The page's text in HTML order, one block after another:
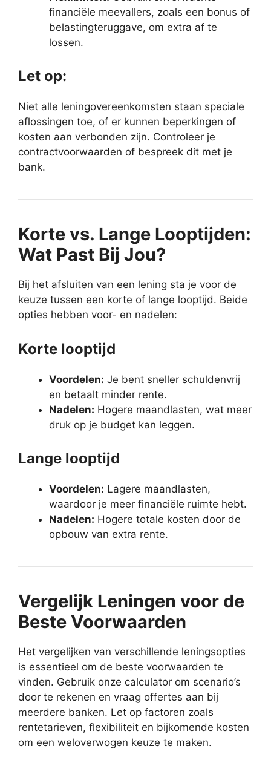
financiële meevallers, zoals een bonus of
belastingteruggave, om extra af te
lossen.
Let op:
Niet alle leningovereenkomsten staan speciale
aflossingen toe, of er kunnen beperkingen of
kosten aan verbonden zijn. Controleer je
contractvoorwaarden of bespreek dit met je
bank.
Korte vs. Lange Looptijden:
Wat Past Bij Jou?
Bij het afsluiten van een lening sta je voor de
keuze tussen een korte of lange looptijd. Beide
opties hebben voor- en nadelen:
Korte looptijd
Voordelen: Je bent sneller schuldenvrij
en betaalt minder rente.
Nadelen: Hogere maandlasten, wat meer
druk op je budget kan leggen.
Lange looptijd
Voordelen: Lagere maandlasten,
waardoor je meer financiële ruimte hebt.
Nadelen: Hogere totale kosten door de
opbouw van extra rente.
Vergelijk Leningen voor de
Beste Voorwaarden
Het vergelijken van verschillende leningsopties
is essentieel om de beste voorwaarden te
vinden. Gebruik onze calculator om scenario’s
door te rekenen en vraag offertes aan bij
meerdere banken. Let op factoren zoals
rentetarieven, flexibiliteit en bijkomende kosten
om een weloverwogen keuze te maken.